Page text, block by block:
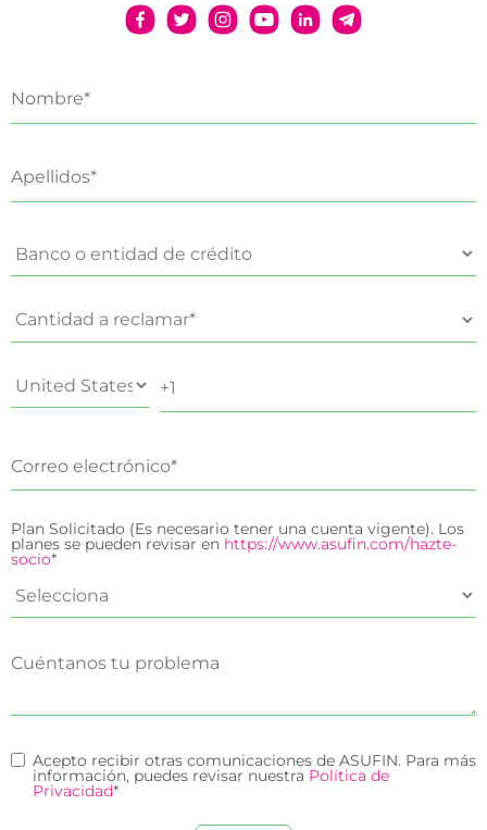
Plan Solicitado (Es necesario tener una cuenta vigente). Los
planes se pueden revisar en https://www.asufin.com/hazte-
socio*
Acepto recibir otras comunicaciones de ASUFIN. Para más
información, puedes revisar nuestra Política de
Privacidad*